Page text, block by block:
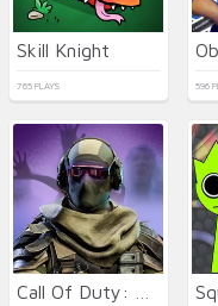
Skill Knight
765 PLAYS 596